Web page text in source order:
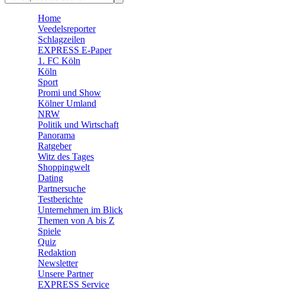
🛒 Shoppingwelt
Home
Veedelsreporter
Schlagzeilen
EXPRESS E-Paper
1. FC Köln
Köln
Sport
Promi und Show
Kölner Umland
NRW
Politik und Wirtschaft
Panorama
Ratgeber
Witz des Tages
Shoppingwelt
Dating
Partnersuche
Testberichte
Unternehmen im Blick
Themen von A bis Z
Spiele
Quiz
Redaktion
Newsletter
Unsere Partner
EXPRESS Service